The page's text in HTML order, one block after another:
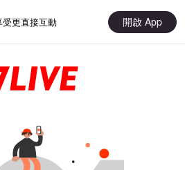
更直接互動 開啟 App